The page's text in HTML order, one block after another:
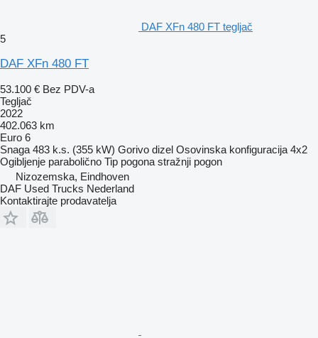
DAF XFn 480 FT tegljač
5
DAF XFn 480 FT
53.100 € Bez PDV-a
Tegljač
2022
402.063 km
Euro 6
Snaga 483 k.s. (355 kW) Gorivo dizel Osovinska konfiguracija 4x2
Ogibljenje parabolično Tip pogona stražnji pogon
Nizozemska, Eindhoven
DAF Used Trucks Nederland
Kontaktirajte prodavatelja